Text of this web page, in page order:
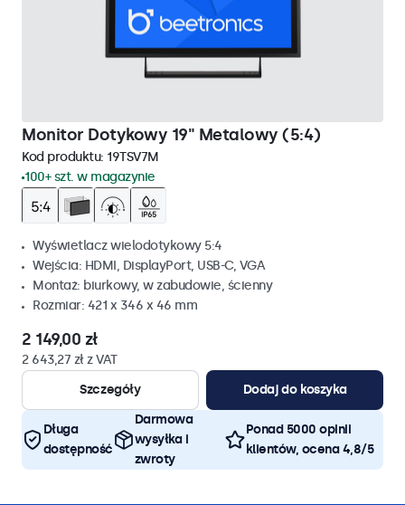
Monitor Dotykowy 19" Metalowy (5:4)
Kod produktu: 19TSV7M
100+ szt. w magazynie
Wyświetlacz wielodotykowy 5:4
Wejścia: HDMI, DisplayPort, USB-C, VGA
Montaż: biurkowy, w zabudowie, ścienny
Rozmiar: 421 x 346 x 46 mm
2 149,00 zł
2 643,27 zł z VAT
Szczegóły
Dodaj do koszyka
Długa
dostępność
Darmowa
wysyłka i
zwroty
Ponad 5000 opinii
klientów, ocena 4,8/5